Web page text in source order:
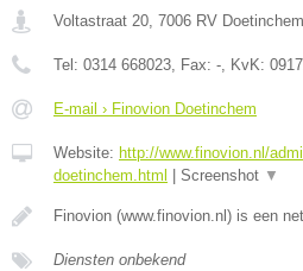
Voltastraat 20, 7006 RV Doetinchem
Tel: 0314 668023, Fax: -, KvK:
E-mail › Finovion Doetinchem
Website: http://www.finovion.nl/
doetinchem.html
Screenshot ▼
Finovion (www.finovion.nl) is een
Diensten onbekend